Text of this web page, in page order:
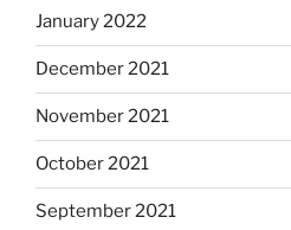
January 2022
December 2021
November 2021
October 2021
September 2021